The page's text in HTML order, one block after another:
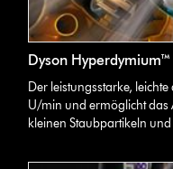
Dyson
Der leistungsstarke,
U/min und ermöglicht
kleinen Staubpartikeln